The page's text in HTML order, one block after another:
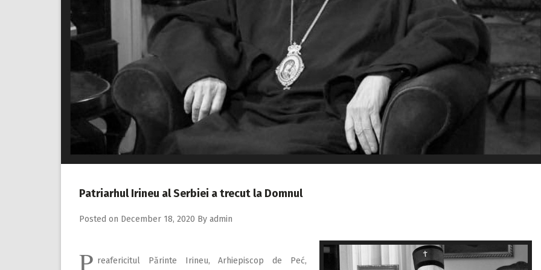
Patriarhul Irineu al Serbiei a trecut la Domnul
Posted on December 18, 2020 By admin
P reafericitul Părinte Irineu, Arhiepiscop de Peć,